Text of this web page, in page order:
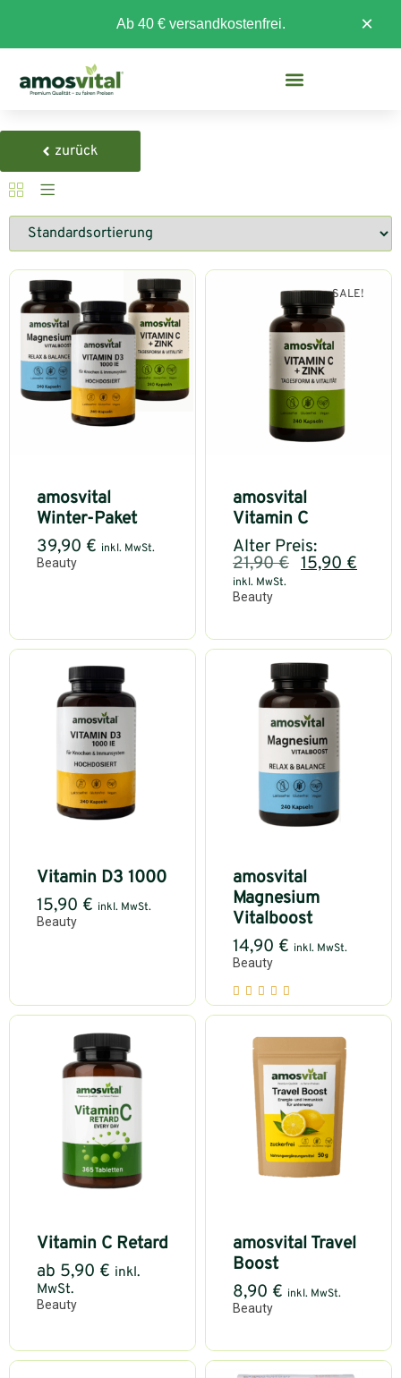
Ab 40 € versandkostenfrei. ×
zurück
Beauty
amosvital
Winter-Paket
39,90 € inkl. MwSt.
SALE!
Beauty
amosvital
Vitamin C
Alter Preis:
21,90€ 15,90 €
inkl. MwSt.
Beauty
Vitamin D3 1000
15,90 € inkl. MwSt.
Beauty
amosvital
Magnesium
Vitalboost
14,90 € inkl. MwSt.
Beauty
Vitamin C Retard
ab 5,90 € inkl.
MwSt.
Beauty
amosvital Travel
Boost
8,90 € inkl. MwSt.